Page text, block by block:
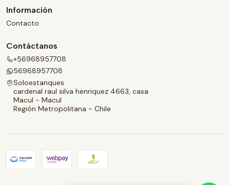
Información
Contacto
Contáctanos
+56968957708
56968957708
Soloestanques
cardenal raul silva henriquez 4663, casa
Macul - Macul
Región Metropolitana - Chile